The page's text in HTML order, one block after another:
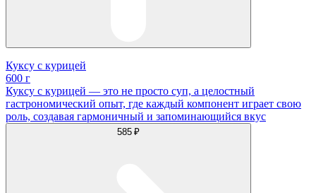
Куксу с курицей
600 г
Куксу с курицей — это не просто суп, а целостный
гастрономический опыт, где каждый компонент играет свою
роль, создавая гармоничный и запоминающийся вкус
585 ₽